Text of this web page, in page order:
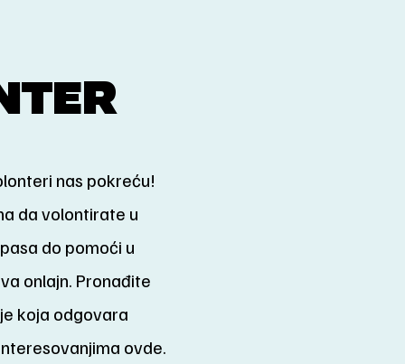
nas pokreću!
da volontirate u
do pomoći u
onlajn. Pronađite
koja odgovara
ovde.